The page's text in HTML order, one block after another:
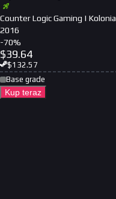
Counter Logic Gaming | Kolonia
2016
-70%
$39.64
$132.57
Base grade
Kup teraz